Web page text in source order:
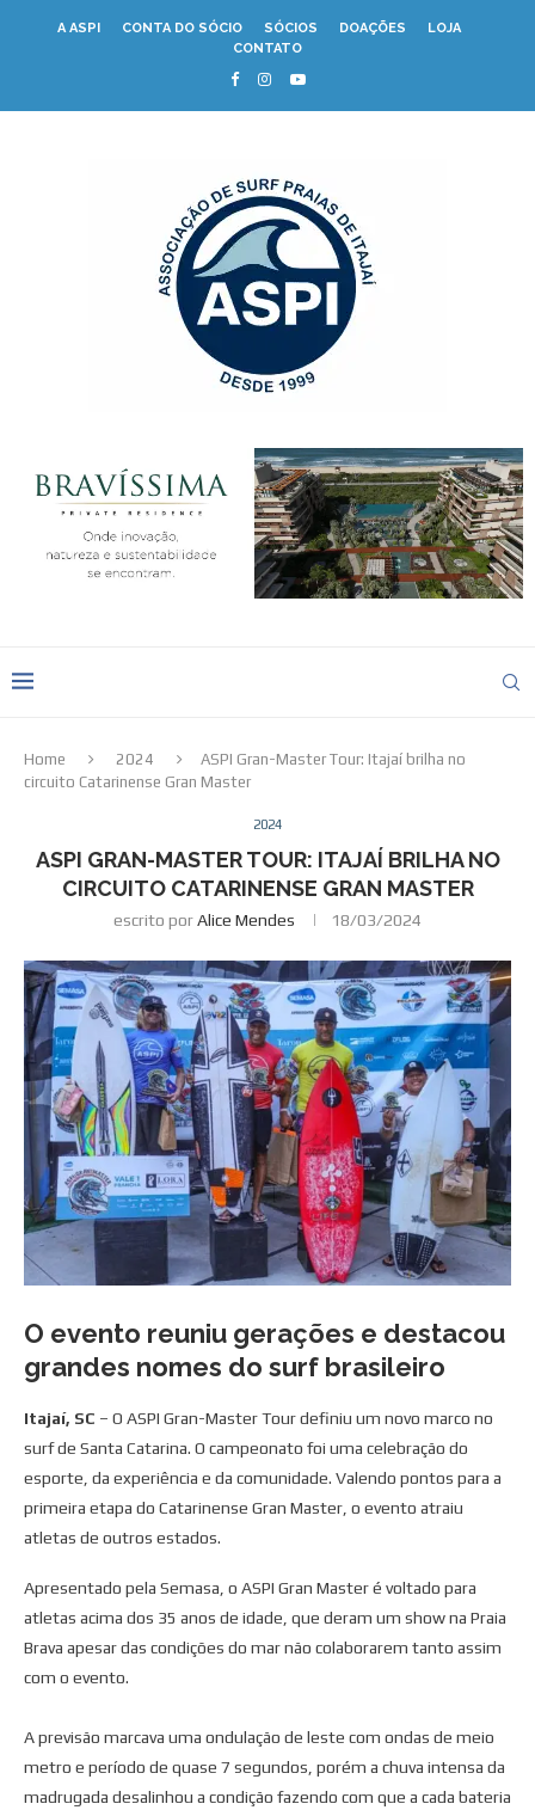
A ASPI CONTA DO SÓCIO SÓCIOS DOAÇÕES
LOJA
CONTATO
Home 2024
ASPI Gran-Master Tour: Itajaí brilha no
circuito Catarinense Gran Master
2024
ASPI GRAN-MASTER TOUR: ITAJAÍ BRILHA NO
CIRCUITO CATARINENSE GRAN MASTER
escrito porAlice Mendes 18/03/2024
O evento reuniu gerações e destacou
grandes nomes do surf brasileiro
Itajaí, SC – O ASPI Gran-Master Tour definiu um novo marco no
surf de Santa Catarina. O campeonato foi uma celebração do
esporte, da experiência e da comunidade. Valendo pontos para a
primeira etapa do Catarinense Gran Master, o evento atraiu
atletas de outros estados.
Apresentado pela Semasa, o ASPI Gran Master é voltado para
atletas acima dos 35 anos de idade, que deram um show na Praia
Brava apesar das condições do mar não colaborarem tanto assim
com o evento.
A previsão marcava uma ondulação de leste com ondas de meio
metro e período de quase 7 segundos, porém a chuva intensa da
madrugada desalinhou a condição fazendo com que a cada bateria